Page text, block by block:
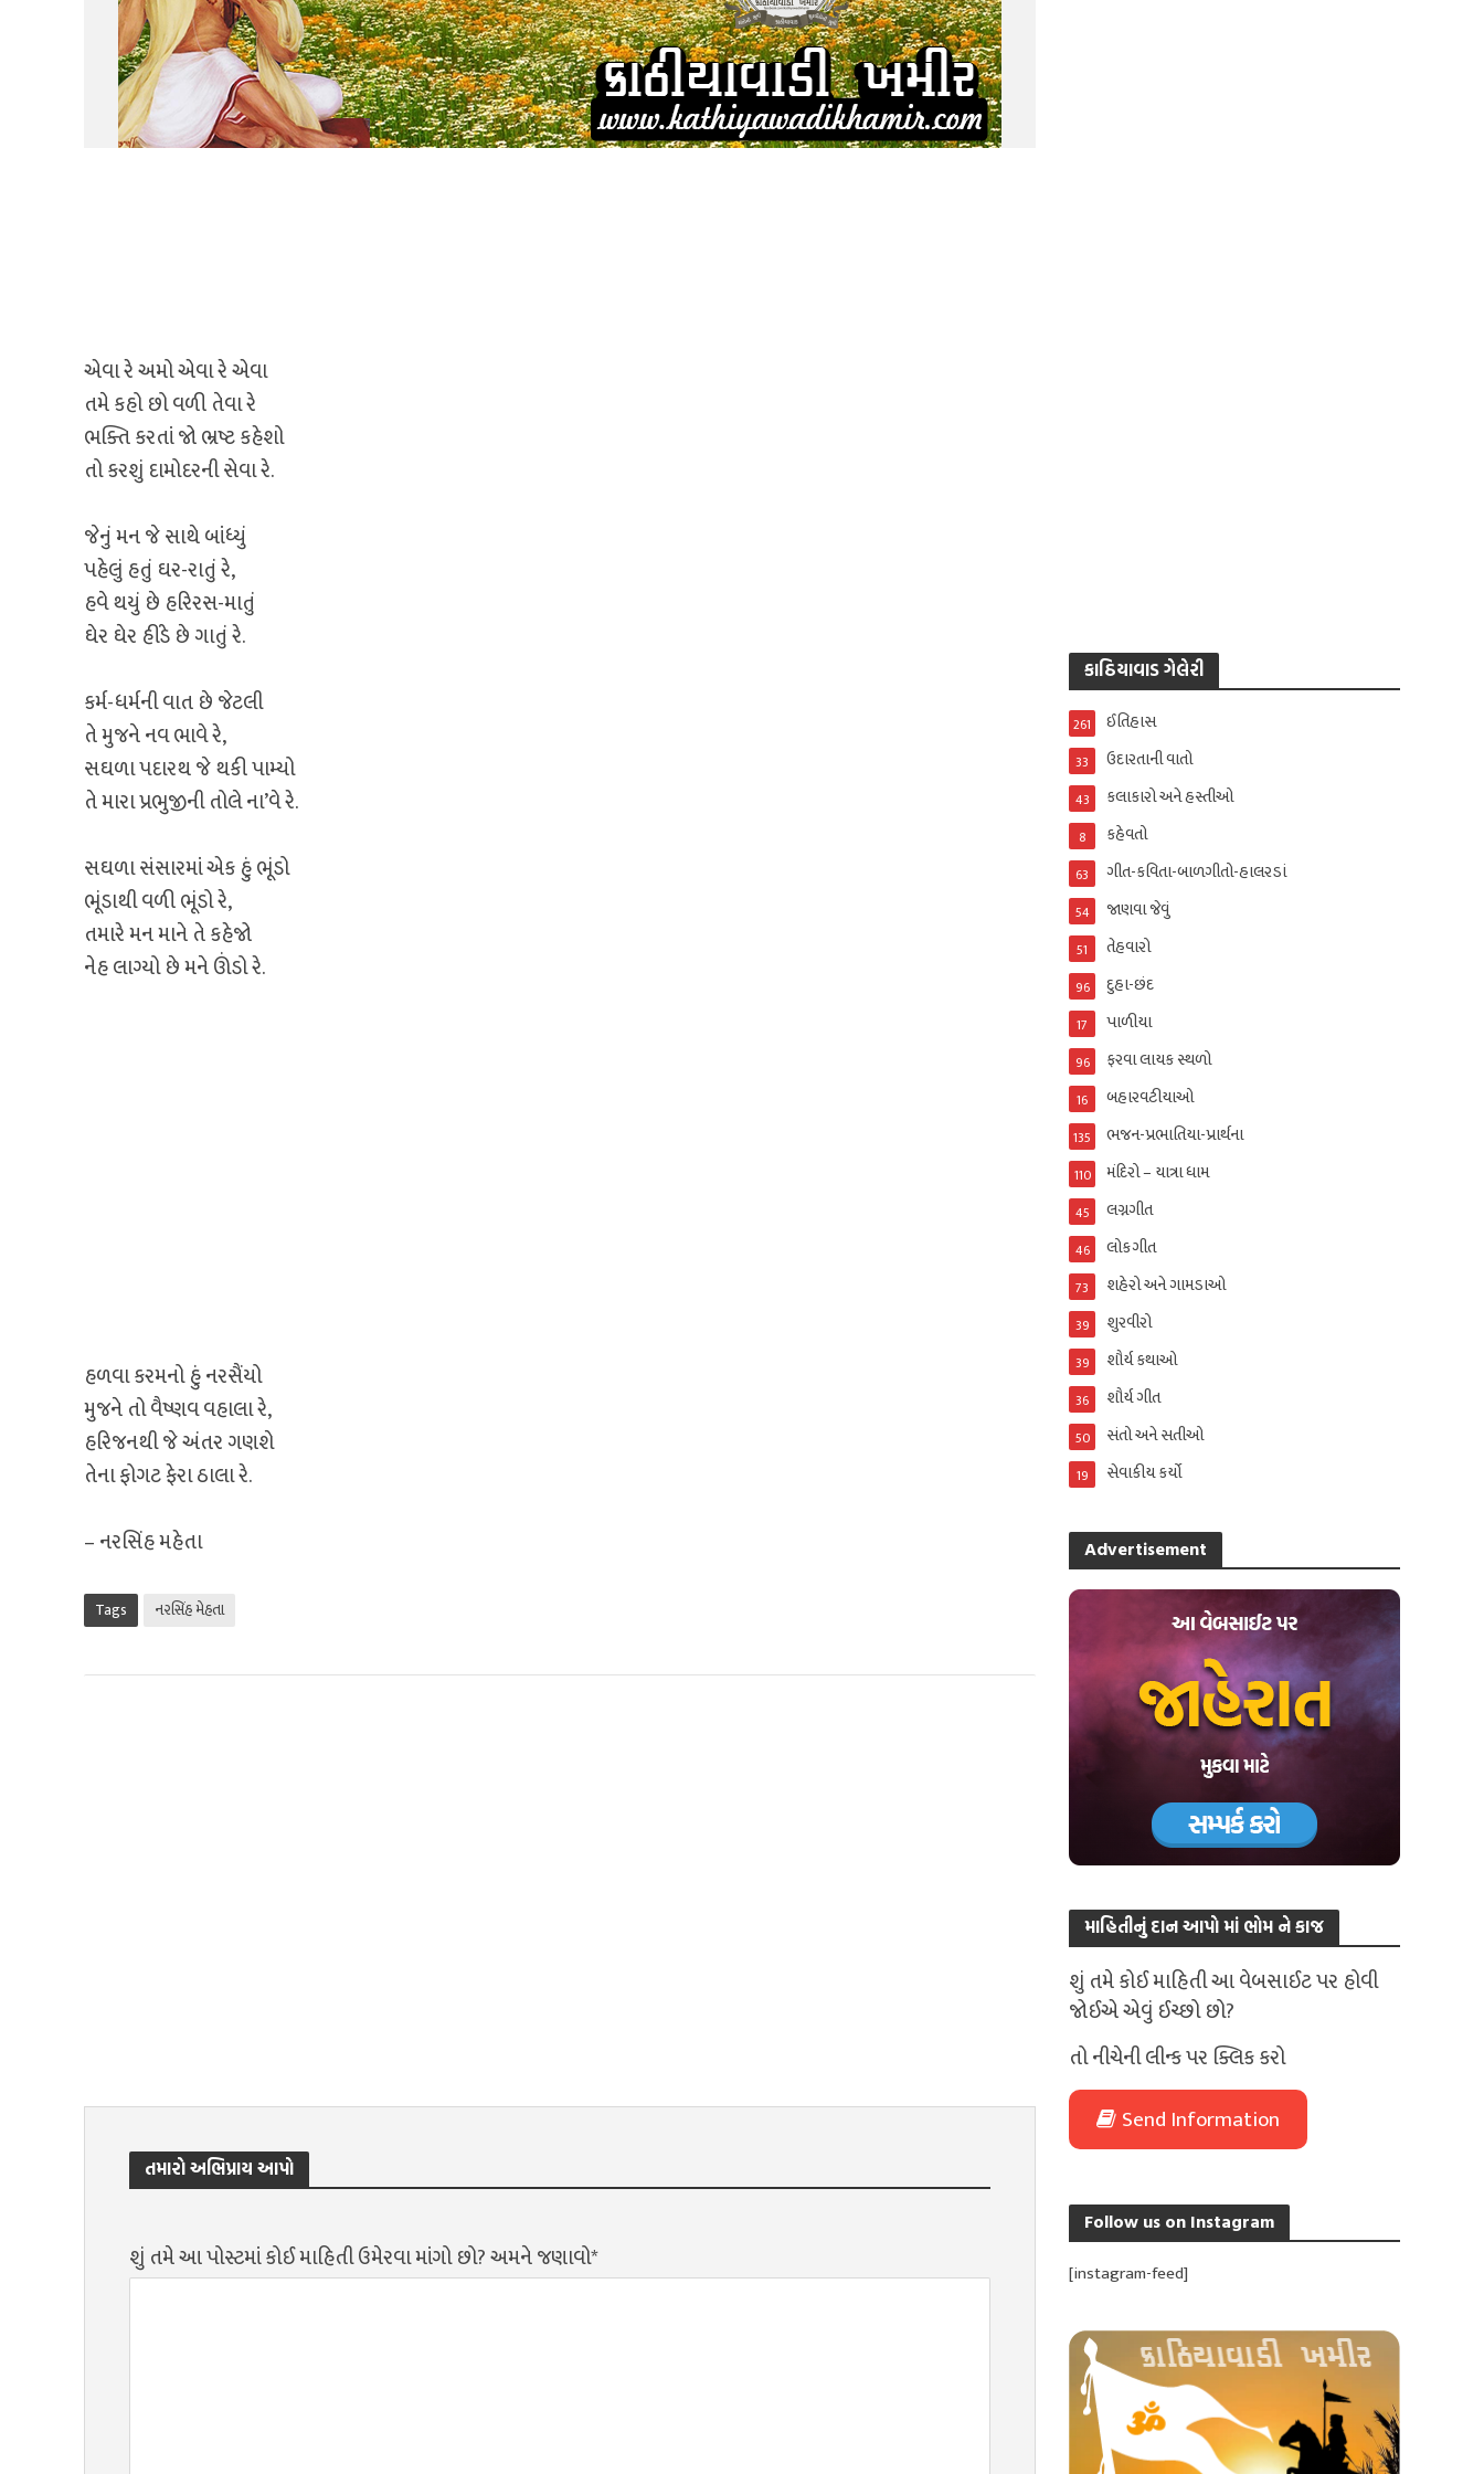
એવા રે અમો એવા રે એવા
તમે કહો છો વળી તેવા રે
ભક્તિ કરતાં જો ભ્રષ્ટ કહેશો
તો કરશું દામોદરની સેવા રે.
જેનું મન જે સાથે બાંધ્યું
પહેલું હતું ઘર-રાતું રે,
હવે થયું છે હરિરસ-માતું
ઘેર ઘેર હીંડે છે ગાતું રે.
કર્મ-ધર્મની વાત છે જેટલી
તે મુજને નવ ભાવે રે,
સઘળા પદારથ જે થકી પામ્યો
તે મારા પ્રભુજીની તોલે ના’વે રે.
સઘળા સંસારમાં એક હું ભૂંડો
ભૂંડાથી વળી ભૂંડો રે,
તમારે મન માને તે કહેજો
નેહ લાગ્યો છે મને ઊંડો રે.
હળવા કરમનો હું નરસૈંયો
મુજને તો વૈષ્ણવ વહાલા રે,
હરિજનથી જે અંતર ગણશે
તેના ફોગટ ફેરા ઠાલા રે.
– નરસિંહ મહેતા
Tags નરસિંહ મેહતા
તમારો અભિપ્રાય આપો
શું તમે આ પોસ્ટમાં કોઈ માહિતી ઉમેરવા માંગો છો? અમને જણાવો*
કાઠિયાવાડ ગેલેરી
ઈતિહાસ
261
ઉદારતાની વાતો
33
કલાકારો અને હસ્તીઓ
43
કહેવતો
8
ગીત-કવિતા-બાળગીતો-હાલરડાં
63
જાણવા જેવું
54
તેહવારો
51
દુહા-છંદ
96
પાળીયા
17
ફરવા લાયક સ્થળો
96
બહારવટીયાઓ
16
ભજન-પ્રભાતિયા-પ્રાર્થના
135
મંદિરો – યાત્રા ધામ
110
લગ્નગીત
45
લોકગીત
46
શહેરો અને ગામડાઓ
73
શુરવીરો
39
શૌર્ય કથાઓ
39
શૌર્ય ગીત
36
સંતો અને સતીઓ
50
સેવાકીય કર્યો
19
Advertisement
માહિતીનું દાન આપો માં ભોમ ને કાજ
શું તમે કોઈ માહિતી આ વેબસાઈટ પર હોવી
જોઈએ એવું ઈચ્છો છો?
તો નીચેની લીન્ક પર ક્લિક કરો
Send Information
Follow us on Instagram
[instagram-feed]